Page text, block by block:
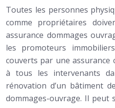
Toutes les personnes
comme propriétaires
assurance dommages
les promoteurs
couverts par une assurance
à tous les intervenants
rénovation d’un bâtiment
dommages-ouvrage. Il peut